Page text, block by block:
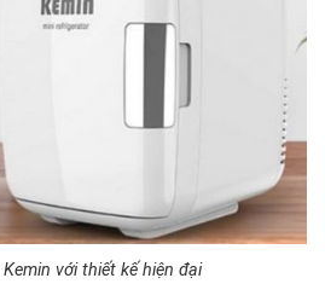
với thiết kế hiện đại